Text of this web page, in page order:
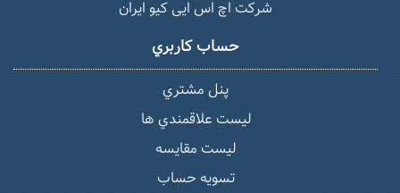
شرکت اچ اس ایی کیو ایران
حساب كاربري
پنل مشتري
ليست علاقمندي ها
لیست مقایسه
تسويه حساب